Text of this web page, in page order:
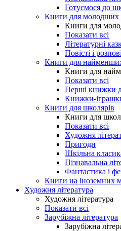
Готуємося до
Книги для молодших
Книги для
Показати всі
Літературні
Повісті і
Книги для
Книги для
Показати всі
Перші книжки
Книжки-
Книги для школярів
Книги для
Показати всі
Художня
Пригоди
Шкільна
Пізнавальна
Фантастика і
Книги на іноземних
Художня література
Художня література
Показати всі
Зарубіжна література
Зарубіжна